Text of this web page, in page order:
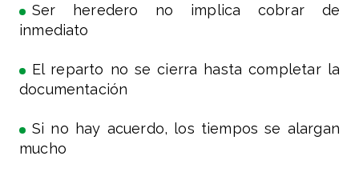
Ser heredero no implica cobrar de
inmediato
El reparto no se cierra hasta completar la
documentación
Si no hay acuerdo, los tiempos se alargan
mucho